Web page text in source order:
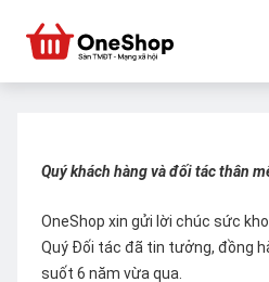
Quý khách hàng và đối tác thân
OneShop xin gửi lời chúc sức
Quý Đối tác đã tin tưởng, đồng
suốt 6 năm vừa qua.